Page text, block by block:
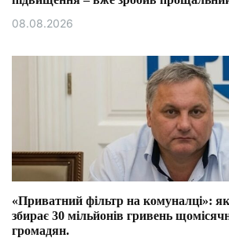
08.08.2026
«Приватний фільтр на комуналці»:
збирає 30 мільйонів гривень
громадян.